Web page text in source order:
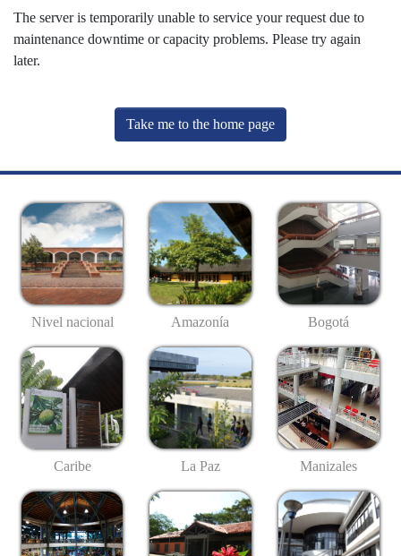
The server is temporarily unable to service your request due to
maintenance downtime or capacity problems. Please try again
later.
Take me to the home page
Nivel nacional Amazonía Bogotá
Caribe La Paz Manizales